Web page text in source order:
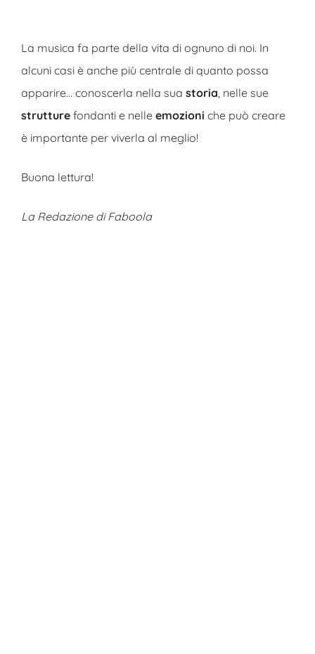
La musica fa parte della vita di ognuno di noi. In
alcuni casi è anche più centrale di quanto possa
apparire… conoscerla nella sua storia, nelle sue
strutture fondanti e nelle emozioni che può creare
è importante per viverla al meglio!
Buona lettura!
La Redazione di Faboola